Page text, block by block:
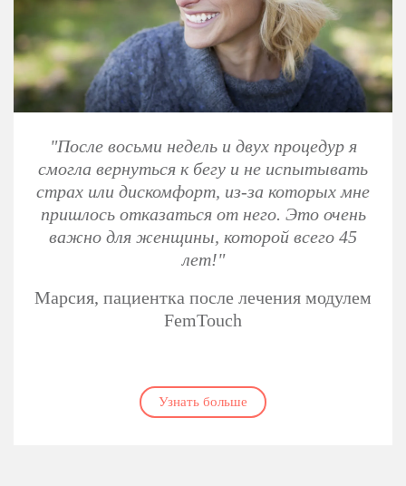
"После восьми недель и двух процедур я
смогла вернуться к бегу и не испытывать
страх или дискомфорт, из-за которых мне
пришлось отказаться от него. Это очень
важно для женщины, которой всего 45
лет!"
Марсия, пациентка после лечения модулем
FemTouch
Узнать больше